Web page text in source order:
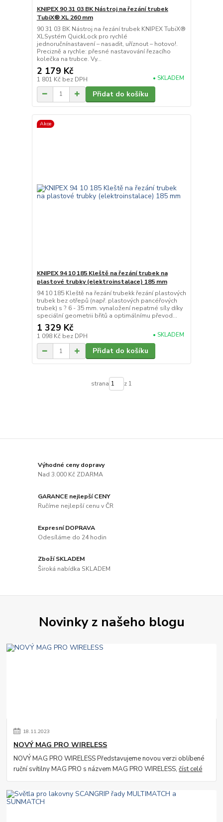
KNIPEX 90 31 03 BK Nástroj na řezání trubek
TubiX® XL 260 mm
90 31 03 BK Nástroj na řezání trubek KNIPEX TubiX®
XLSystém QuickLock pro rychlé
jednoručnínastavení – nasadit, uříznout – hotovo!.
Precizně a rychle: přesné nastavování řezacího
kolečka na trubce. Vy...
2 179 Kč
1 801 Kč bez DPH • SKLADEM
Přidat do košíku
Akce
KNIPEX 94 10 185 Kleště na řezání trubek na
plastové trubky (elektroinstalace) 185 mm
94 10 185 Kleště na řezání trubekk řezání plastových
trubek bez otřepů (např. plastových pancéřových
trubek) s ? 6 - 35 mm. vynaložení nepatrné síly díky
speciální geometrii břitů a optimálnímu převod...
1 329 Kč
1 098 Kč bez DPH • SKLADEM
Přidat do košíku
strana z 1
Výhodné ceny dopravy
Nad 3.000 Kč ZDARMA
GARANCE nejlepší CENY
Ručíme nejlepší cenu v ČR
Expresní DOPRAVA
Odesíláme do 24 hodin
Zboží SKLADEM
Široká nabídka SKLADEM
Novinky z našeho blogu
18.11.2023
NOVÝ MAG PRO WIRELESS
NOVÝ MAG PRO WIRELESS Představujeme novou verzi oblíbené
ruční svítilny MAG PRO s názvem MAG PRO WIRELESS,číst celé